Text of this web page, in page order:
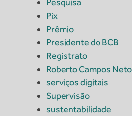
Pesquisa
Pix
Prêmio
Presidente do BCB
Registrato
Roberto Campos Neto
serviços digitais
Supervisão
sustentabilidade